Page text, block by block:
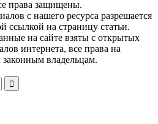
права защищены.
с нашего ресурса разрешается
ссылкой на страницу статьи.
на сайте взяты с открытых
интернета, все права на
владельцам.